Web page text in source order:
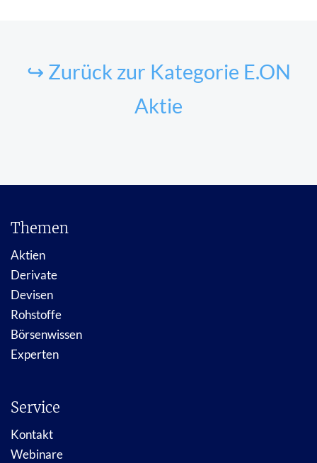
↪ Zurück zur Kategorie E.ON
Aktie
Themen
Aktien
Derivate
Devisen
Rohstoffe
Börsenwissen
Experten
Service
Kontakt
Webinare